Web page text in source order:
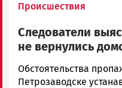
Происшествия
Следователи
не вернулись
Наталья
Колоко…
Обстоятельства
Петрозаводске